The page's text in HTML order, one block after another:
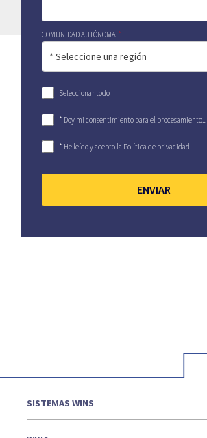
COMUNIDAD AUTÓNOMA *
Seleccionar todo
* Doy mi consentimiento para el procesamiento...
* He leído y acepto la Política de privacidad
ENVIAR
SISTEMAS WINS